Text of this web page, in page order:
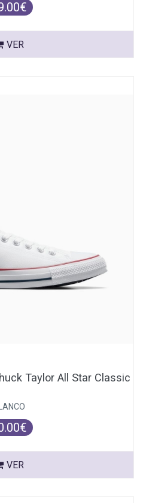
VER
Taylor All Star Classic
VER